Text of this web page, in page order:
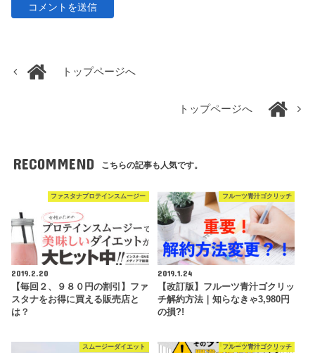
トップページへ
トップページへ
RECOMMEND こちらの記事も人気です。
ファスタナプロテインスムージー
2019.2.20
【毎回２、９８０円の割引】ファ
スタナをお得に買える販売店と
は？
フルーツ青汁ゴクリッチ
2019.1.24
【改訂版】フルーツ青汁ゴクリッ
チ解約方法｜知らなきゃ3,980円
の損?!
スムージーダイエット フルーツ青汁ゴクリッチ